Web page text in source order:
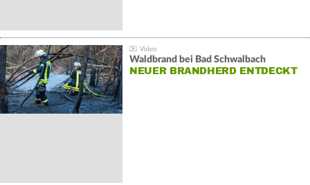
Waldbrand bei Bad Schwalbach
NEUER BRANDHERD ENTDECKT